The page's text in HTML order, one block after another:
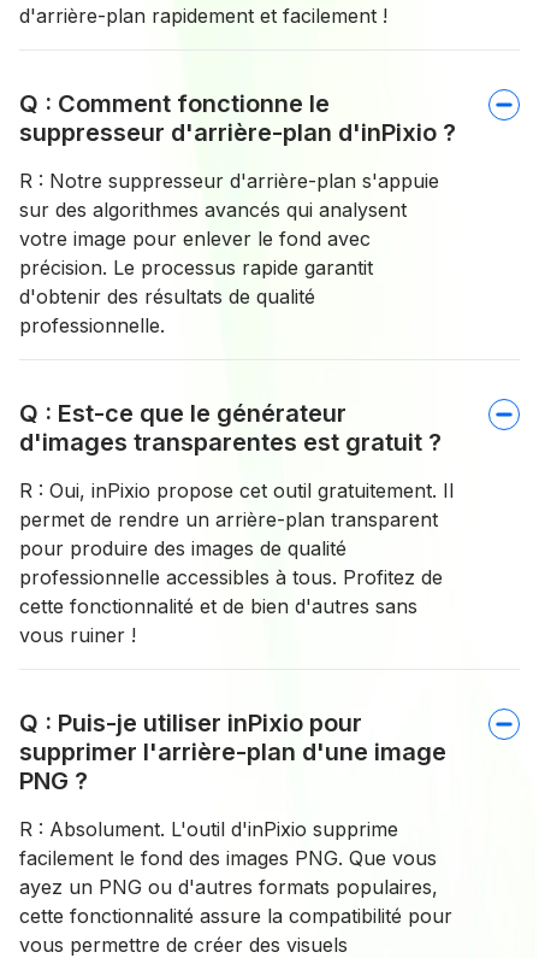
d'arrière-plan rapidement et facilement !
Q : Comment fonctionne le
suppresseur d'arrière-plan d'inPixio ?
R : Notre suppresseur d'arrière-plan s'appuie
sur des algorithmes avancés qui analysent
votre image pour enlever le fond avec
précision. Le processus rapide garantit
d'obtenir des résultats de qualité
professionnelle.
Q : Est-ce que le générateur
d'images transparentes est gratuit ?
R : Oui, inPixio propose cet outil gratuitement. Il
permet de rendre un arrière-plan transparent
pour produire des images de qualité
professionnelle accessibles à tous. Profitez de
cette fonctionnalité et de bien d'autres sans
vous ruiner !
Q : Puis-je utiliser inPixio pour
supprimer l'arrière-plan d'une image
PNG ?
R : Absolument. L'outil d'inPixio supprime
facilement le fond des images PNG. Que vous
ayez un PNG ou d'autres formats populaires,
cette fonctionnalité assure la compatibilité pour
vous permettre de créer des visuels